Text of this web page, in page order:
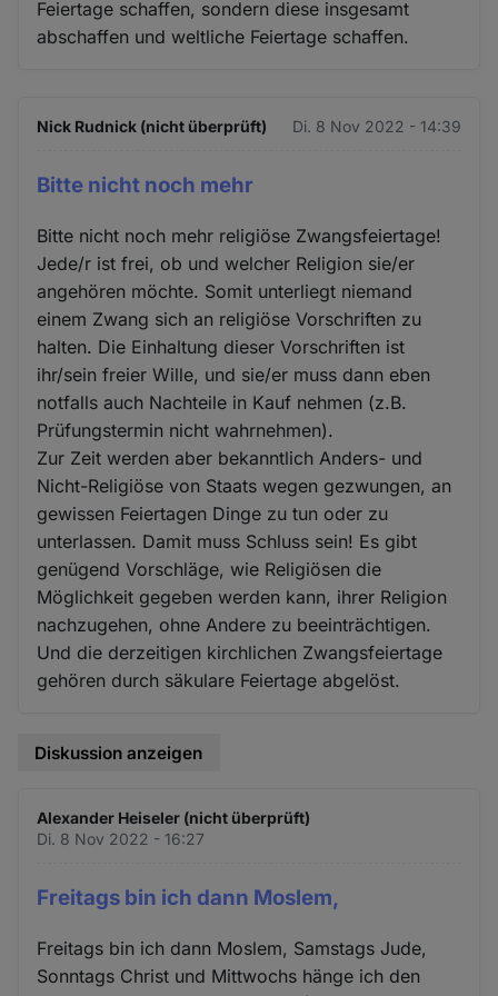
Feiertage schaffen, sondern diese insgesamt
abschaffen und weltliche Feiertage schaffen.
Nick Rudnick (nicht überprüft) Di. 8 Nov 2022 - 14:39
Bitte nicht noch mehr
Bitte nicht noch mehr religiöse Zwangsfeiertage!
Jede/r ist frei, ob und welcher Religion sie/er
angehören möchte. Somit unterliegt niemand
einem Zwang sich an religiöse Vorschriften zu
halten. Die Einhaltung dieser Vorschriften ist
ihr/sein freier Wille, und sie/er muss dann eben
notfalls auch Nachteile in Kauf nehmen (z.B.
Prüfungstermin nicht wahrnehmen).
Zur Zeit werden aber bekanntlich Anders- und
Nicht-Religiöse von Staats wegen gezwungen, an
gewissen Feiertagen Dinge zu tun oder zu
unterlassen. Damit muss Schluss sein! Es gibt
genügend Vorschläge, wie Religiösen die
Möglichkeit gegeben werden kann, ihrer Religion
nachzugehen, ohne Andere zu beeinträchtigen.
Und die derzeitigen kirchlichen Zwangsfeiertage
gehören durch säkulare Feiertage abgelöst.
Diskussion anzeigen
Alexander Heiseler (nicht überprüft)
Di. 8 Nov 2022 - 16:27
Freitags bin ich dann Moslem,
Freitags bin ich dann Moslem, Samstags Jude,
Sonntags Christ und Mittwochs hänge ich den